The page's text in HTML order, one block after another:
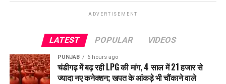
ADVERTISEMENT
LATEST POPULAR VIDEOS
PUNJAB 6 hours ago
चंडीगढ़ में बढ़ रही LPG की मांग, 4 साल में 21 हजार से
ज्यादा नए कनेक्शन; खपत के आंकड़े भी चौंकाने वाले